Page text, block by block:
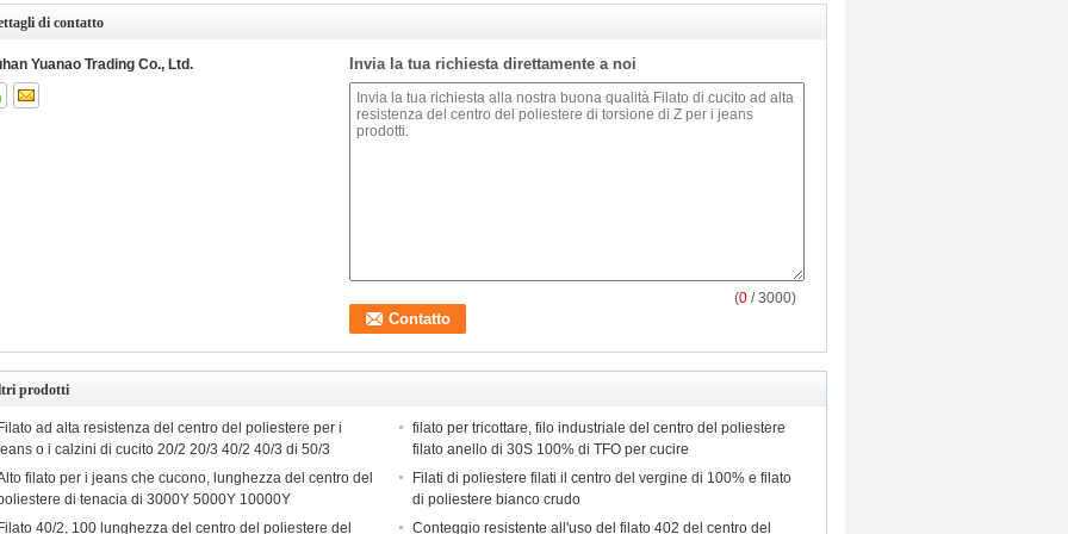
di contatto
Yuanao Trading Co., Ltd. Invia la tua richiesta direttamente a noi
(0 / 3000)
prodotti
Filato ad alta resistenza del centro del poliestere per i
o i calzini di cucito 20/2 20/3 40/2 40/3 di 50/3
filato per tricottare, filo industriale del centro del poliestere
filato anello di 30S 100% di TFO per cucire
filato per i jeans che cucono, lunghezza del centro del
di tenacia di 3000Y 5000Y 10000Y
Filati di poliestere filati il centro del vergine di 100% e filato
di poliestere bianco crudo
Filato 40/2, 100 lunghezza del centro del poliestere del
Conteggio resistente all'uso del filato 402 del centro del